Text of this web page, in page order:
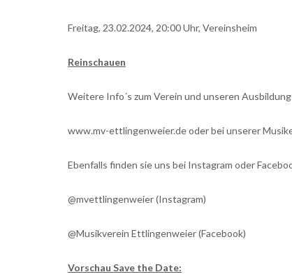
Freitag, 23.02.2024, 20:00 Uhr, Vereinsheim
Reinschauen
Weitere Info´s zum Verein und unseren
www.mv-ettlingenweier.de oder bei unserer
Ebenfalls finden sie uns bei Instagram oder
@mvettlingenweier (Instagram)
@Musikverein Ettlingenweier (Facebook)
Vorschau Save the Date: